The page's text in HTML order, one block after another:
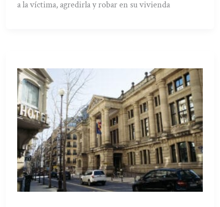
a la víctima, agredirla y robar en su vivienda